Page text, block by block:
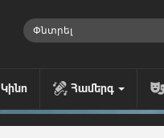
Կինո Համերգ